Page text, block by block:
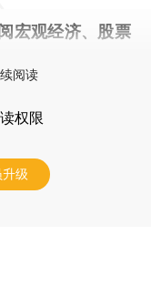
宏观经济、股票
阅读
权限
级